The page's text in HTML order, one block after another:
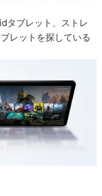
タブレット、ストレ
レットを探している